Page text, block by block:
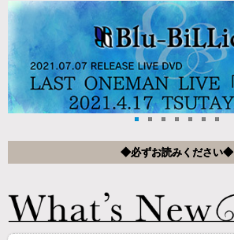
◆必ずお読みください◆